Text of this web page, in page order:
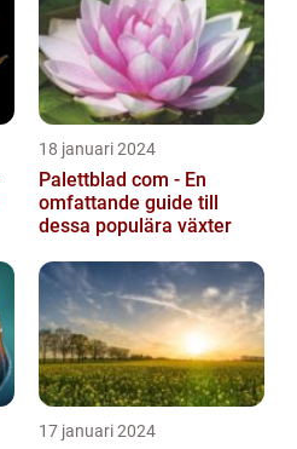
18 januari 2024
Palettblad com - En
omfattande guide till
dessa populära växter
17 januari 2024